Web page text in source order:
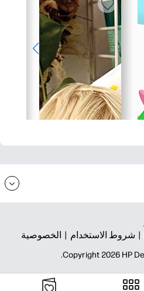
شروط الاستخدام | الخصوصية